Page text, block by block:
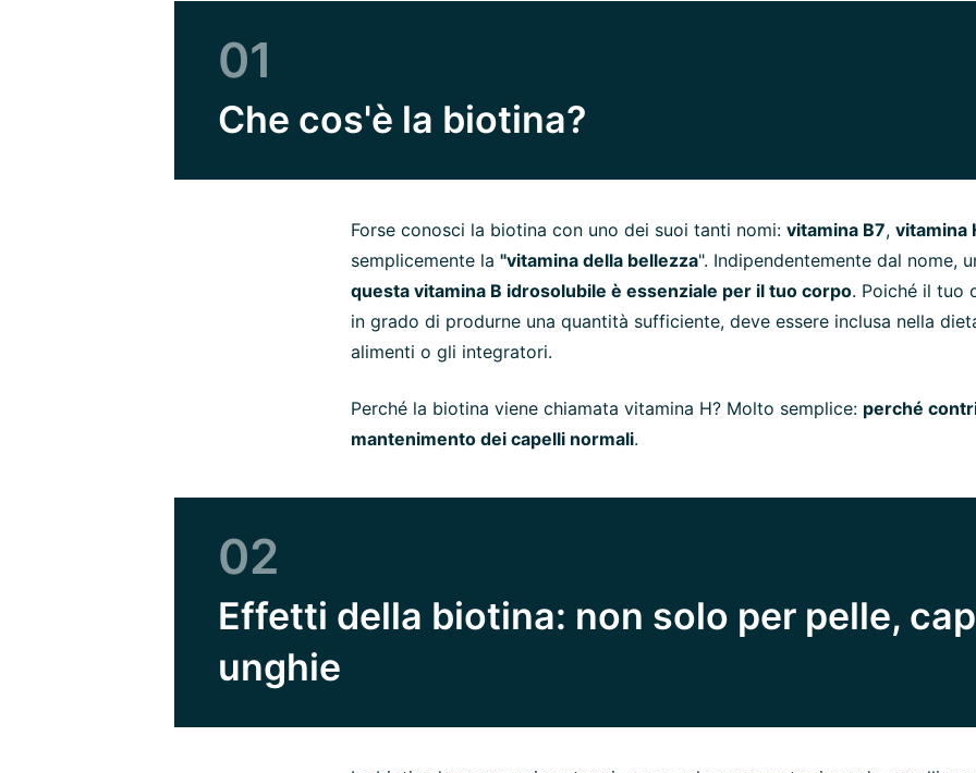
01
Che cos'è la biotina?
Forse conosci la biotina con uno dei suoi tanti nomi: vitamina B7, vitamina
semplicemente la "vitamina della bellezza". Indipendentemente dal nome,
questa vitamina B idrosolubile è essenziale per il tuo corpo. Poiché il tuo
in grado di produrne una quantità sufficiente, deve essere inclusa nella
alimenti o gli integratori.
Perché la biotina viene chiamata vitamina H? Molto semplice: perché
mantenimento dei capelli normali.
02
Effetti della biotina: non solo per pelle,
unghie